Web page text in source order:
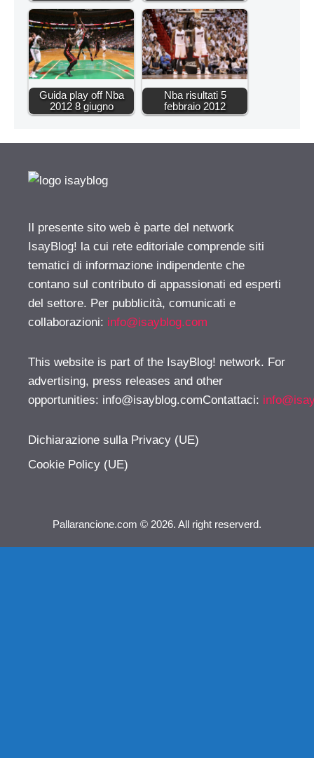
Guida play off Nba
2012 8 giugno
Nba risultati 5
febbraio 2012
Il presente sito web è parte del network
IsayBlog! la cui rete editoriale comprende siti
tematici di informazione indipendente che
contano sul contributo di appassionati ed esperti
del settore. Per pubblicità, comunicati e
collaborazioni: info@isayblog.com
This website is part of the IsayBlog! network. For
advertising, press releases and other
opportunities: info@isayblog.comContattaci:
Dichiarazione sulla Privacy (UE)
Cookie Policy (UE)
Pallarancione.com © 2026. All right reserverd.